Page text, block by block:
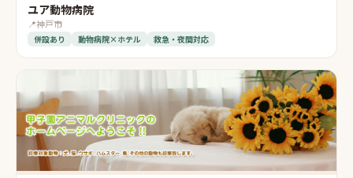
ユア動物病院
📍神戸市
併設あり 動物病院×ホテル 救急・夜間対応